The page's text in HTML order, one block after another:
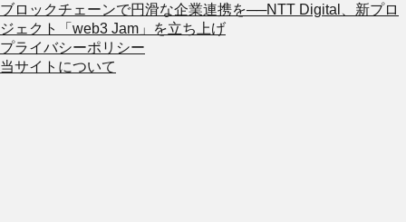
ブロックチェーンで円滑な企業連携を──NTT Digital、新プロ
ジェクト「web3 Jam」を立ち上げ
プライバシーポリシー
当サイトについて